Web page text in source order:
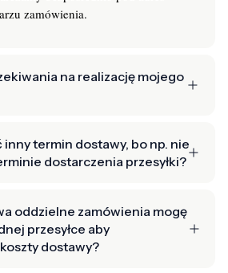
zamówienia.
na realizację mojego
inny termin dostawy, bo np. nie
dostarczenia przesyłki?
oddzielne zamówienia mogę
przesyłce aby
dostawy?